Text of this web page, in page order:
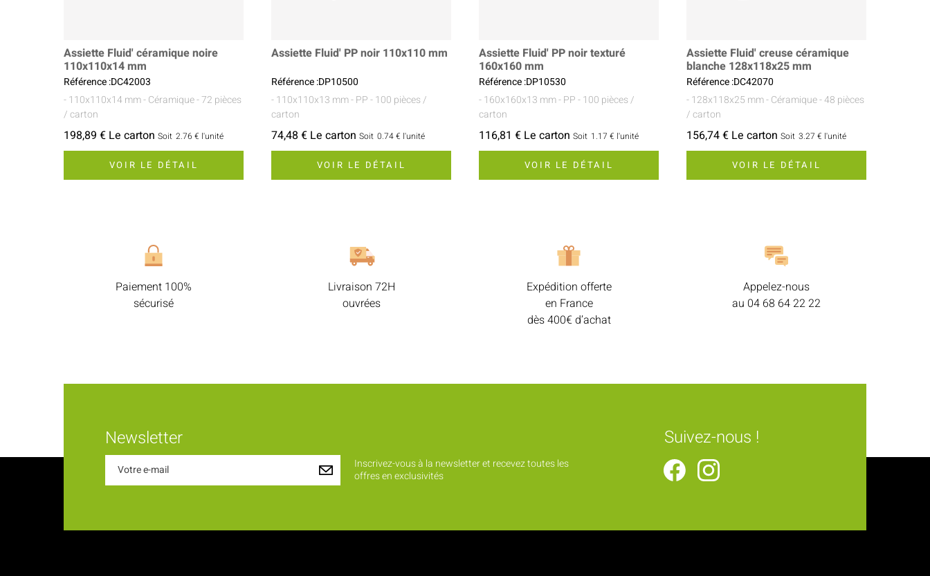
Assiette Fluid' céramique noire
110x110x14 mm
Référence :DC42003
- 110x110x14 mm- Céramique- 72 pièces
/ carton
198,89 € Le carton Soit 2.76 € l'unité
VOIR LE DÉTAIL
Assiette Fluid' PP noir 110x110 mm
Référence :DP10500
- 110x110x13 mm- PP- 100 pièces /
carton
74,48 € Le carton Soit 0.74 € l'unité
VOIR LE DÉTAIL
Assiette Fluid' PP noir texturé
160x160 mm
Référence :DP10530
- 160x160x13 mm- PP- 100 pièces /
carton
116,81 € Le carton Soit 1.17 € l'unité
VOIR LE DÉTAIL
Assiette Fluid' creuse céramique
blanche 128x118x25 mm
Référence :DC42070
- 128x118x25 mm- Céramique- 48 pièces
/ carton
156,74 € Le carton Soit 3.27 € l'unité
VOIR LE DÉTAIL
Paiement 100%
sécurisé
Livraison 72H
ouvrées
Expédition offerte
en France
dès 400€ d’achat
Appelez-nous
au 04 68 64 22 22
Newsletter
Inscrivez-vous à la newsletter et recevez toutes les
offres en exclusivités
Suivez-nous !